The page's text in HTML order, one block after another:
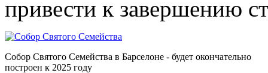
привести к завершению
Собор Святого Семейства в Барселоне - будет окончательно
построен к 2025 году